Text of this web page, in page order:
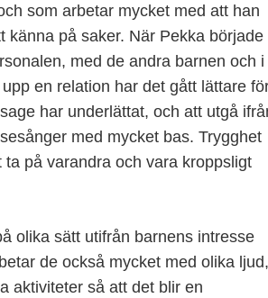
som arbetar mycket med att han
känna på saker. När Pekka började
med de andra barnen och i
en relation har det gått lättare
har underlättat, och att utgå
med mycket bas. Trygghet
på varandra och vara kroppsligt
olika sätt utifrån barnens intresse
de också mycket med olika ljud,
aktiviteter så att det blir en